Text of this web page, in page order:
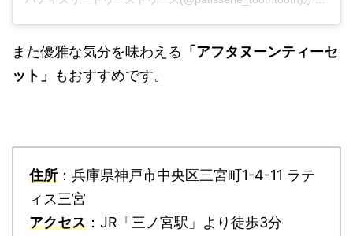
また優雅な気分を味わえる 「アフタヌーンティーセ
ット」
もおすすめです。
住所 ：兵庫県神戸市中央区三宮町1-4-11 ラテ
ィス三宮
アクセス ：JR「三ノ宮駅」より徒歩3分